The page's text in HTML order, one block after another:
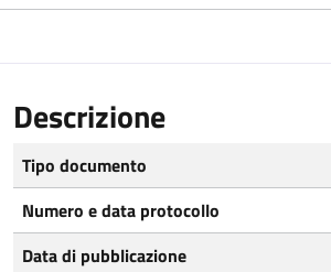
Descrizione
Tipo documento
Numero e data protocollo
Data di pubblicazione